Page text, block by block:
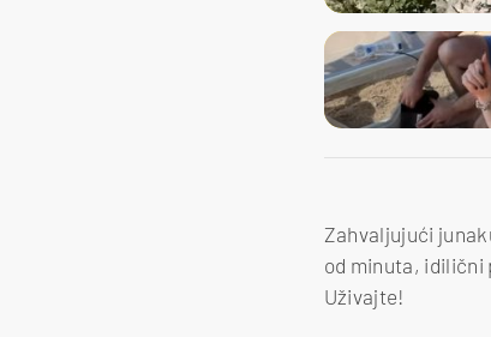
Zahvaljujući
od minuta, idilični
Uživajte!